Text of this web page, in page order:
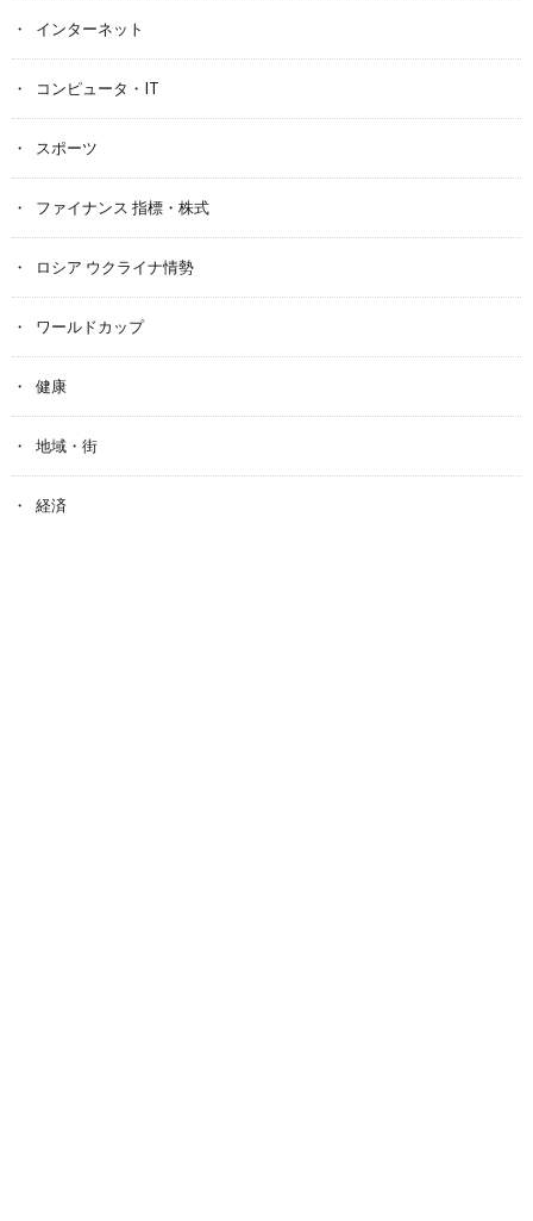
インターネット
コンピュータ・IT
スポーツ
ファイナンス 指標・株式
ロシア ウクライナ情勢
ワールドカップ
健康
地域・街
経済